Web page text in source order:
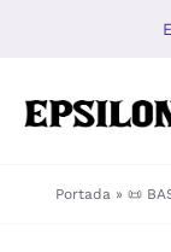
INICIOPortada » 📜